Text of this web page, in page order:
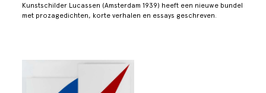
Kunstschilder Lucassen (Amsterdam 1939) heeft een nieuwe bundel
met prozagedichten, korte verhalen en essays geschreven.